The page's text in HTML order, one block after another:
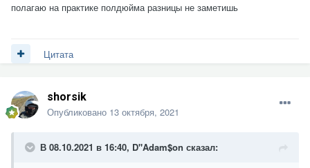
полагаю на практике полдюйма разницы не заметишь
Цитата
shorsik
Опубликовано 13 октября, 2021
В 08.10.2021 в 16:40, D"Adam$on сказал: